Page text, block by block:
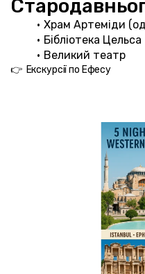
Храм Артеміди
Бібліотека Цельса
Великий театр
👉  Екскурсії по Ефесу